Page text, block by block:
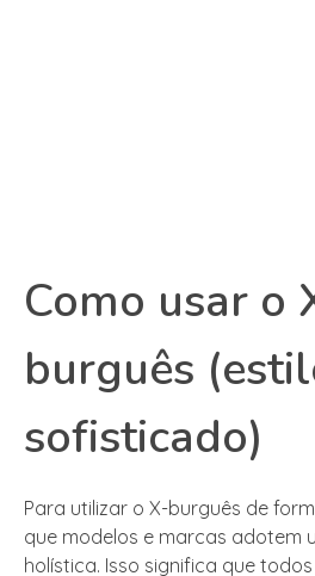
Como usar o
burguês
sofisticado)
Para utilizar o X-burguês de
que modelos e marcas adotem
holística. Isso significa que